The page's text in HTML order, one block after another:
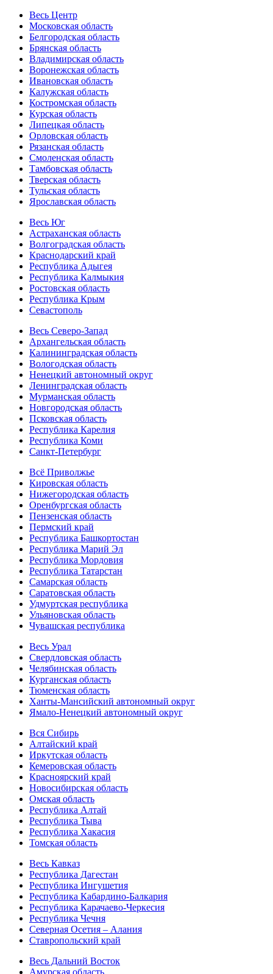
Весь Центр
Московская область
Белгородская область
Брянская область
Владимирская область
Воронежская область
Ивановская область
Калужская область
Костромская область
Курская область
Липецкая область
Орловская область
Рязанская область
Смоленская область
Тамбовская область
Тверская область
Тульская область
Ярославская область
Весь Юг
Астраханская область
Волгоградская область
Краснодарский край
Республика Адыгея
Республика Калмыкия
Ростовская область
Республика Крым
Севастополь
Весь Северо-Запад
Архангельская область
Калининградская область
Вологодская область
Ненецкий автономный округ
Ленинградская область
Мурманская область
Новгородская область
Псковская область
Республика Карелия
Республика Коми
Санкт-Петербург
Всё Приволжье
Кировская область
Нижегородская область
Оренбургская область
Пензенская область
Пермский край
Республика Башкортостан
Республика Марий Эл
Республика Мордовия
Республика Татарстан
Самарская область
Саратовская область
Удмуртская республика
Ульяновская область
Чувашская республика
Весь Урал
Свердловская область
Челябинская область
Курганская область
Тюменская область
Ханты-Мансийский автономный округ
Ямало-Ненецкий автономный округ
Вся Сибирь
Алтайский край
Иркутская область
Кемеровская область
Красноярский край
Новосибирская область
Омская область
Республика Алтай
Республика Тыва
Республика Хакасия
Томская область
Весь Кавказ
Республика Дагестан
Республика Ингушетия
Республика Кабардино-Балкария
Республика Карачаево-Черкесия
Республика Чечня
Северная Осетия – Алания
Ставропольский край
Весь Дальний Восток
Амурская область